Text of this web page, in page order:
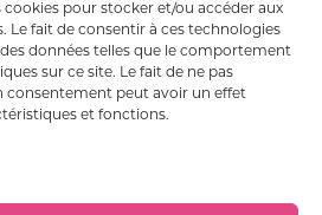
pour stocker et/ou accéder aux
Le fait de consentir à ces technologies
données telles que le comportement
sur ce site. Le fait de ne pas
consentement peut avoir un effet
et fonctions.
PRESSE
ENVIRONNEMENTALES DES EMBALLAGES